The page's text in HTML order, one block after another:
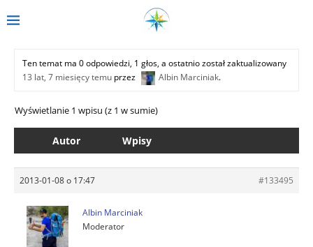
Ten temat ma 0 odpowiedzi, 1 głos, a ostatnio został zaktualizowany
13 lat, 7 miesięcy temu przez Albin Marciniak.
Wyświetlanie 1 wpisu (z 1 w sumie)
Autor Wpisy
2013-01-08 o 17:47 #133495
Albin Marciniak
Moderator